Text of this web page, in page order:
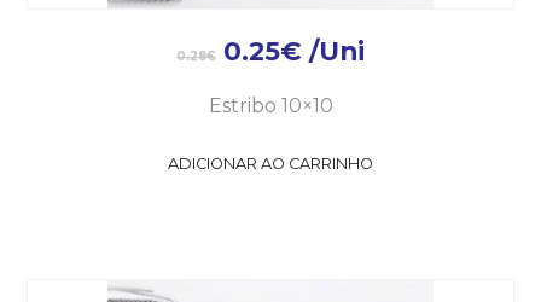
0.28€ 0.25€ /Uni
Estribo 10×10
ADICIONAR AO CARRINHO